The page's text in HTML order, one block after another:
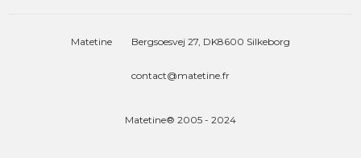
Matetine Bergsoesvej 27, DK8600 Silkeborg
contact@matetine.fr
Matetine® 2005 - 2024